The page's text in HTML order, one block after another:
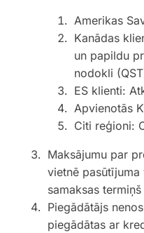
Amerikas
Kanādas
un papildu
nodokli
ES klienti:
Apvienotās
Citi reģioni:
Maksājumu par
vietnē
samaksas
Piegādātājs
piegādātas ar